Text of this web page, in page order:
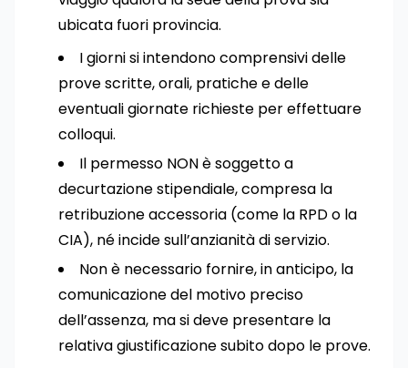
ubicata fuori provincia.
I giorni si intendono comprensivi delle
prove scritte, orali, pratiche e delle
eventuali giornate richieste per effettuare
colloqui.
Il permesso NON è soggetto a
decurtazione stipendiale, compresa la
retribuzione accessoria (come la RPD o la
CIA), né incide sull’anzianità di servizio.
Non è necessario fornire, in anticipo, la
comunicazione del motivo preciso
dell’assenza, ma si deve presentare la
relativa giustificazione subito dopo le prove.